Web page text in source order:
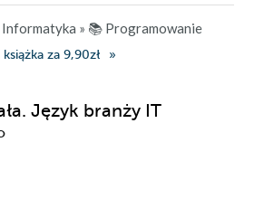
Informatyka » 📚 Programowanie
za 9,90zł
Język branży IT